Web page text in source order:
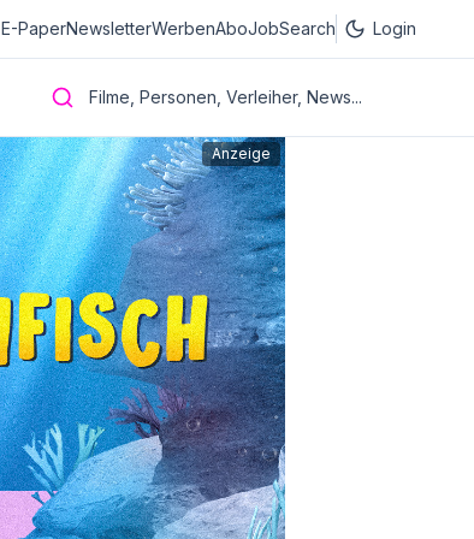
E-PaperNewsletterWerbenAboJobSearch Login
Filme, Personen, Verleiher, News...
Anzeige